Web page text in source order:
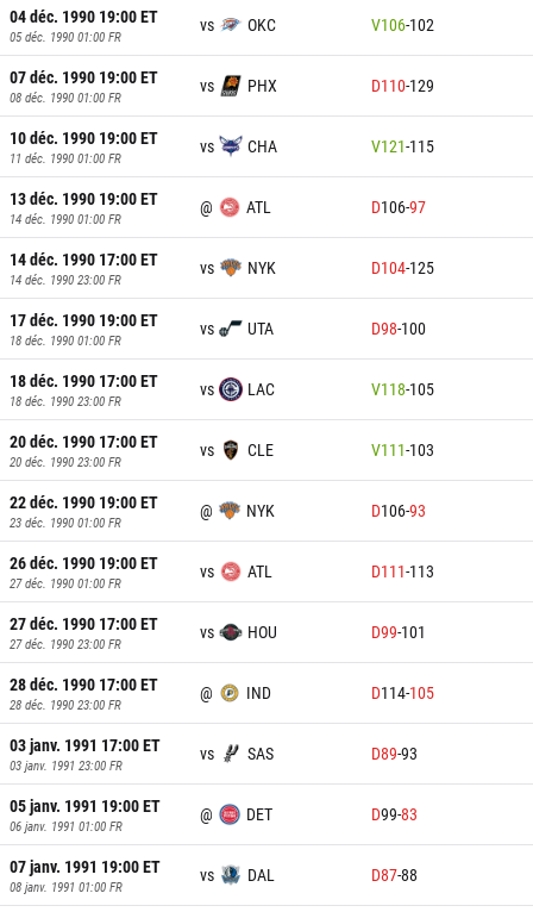
04 déc. 1990 19:00ET
05 déc. 1990 01:00 FR
vs OKC V106-102
07 déc. 1990 19:00ET
08 déc. 1990 01:00 FR
vs PHX D110-129
10 déc. 1990 19:00ET
11 déc. 1990 01:00 FR
vs CHA V121-115
13 déc. 1990 19:00ET
14 déc. 1990 01:00 FR
@ ATL D106-97
14 déc. 1990 17:00ET
14 déc. 1990 23:00 FR
vs NYK D104-125
17 déc. 1990 19:00ET
18 déc. 1990 01:00 FR
vs UTA D98-100
18 déc. 1990 17:00ET
18 déc. 1990 23:00 FR
vs LAC V118-105
20 déc. 1990 17:00ET
20 déc. 1990 23:00 FR
vs CLE V111-103
22 déc. 1990 19:00ET
23 déc. 1990 01:00 FR
@ NYK D106-93
26 déc. 1990 19:00ET
27 déc. 1990 01:00 FR
vs ATL D111-113
27 déc. 1990 17:00ET
27 déc. 1990 23:00 FR
vs HOU D99-101
28 déc. 1990 17:00ET
28 déc. 1990 23:00 FR
@ IND D114-105
03 janv. 1991 17:00ET
03 janv. 1991 23:00 FR
vs SAS D89-93
05 janv. 1991 19:00ET
06 janv. 1991 01:00 FR
@ DET D99-83
07 janv. 1991 19:00ET
08 janv. 1991 01:00 FR
vs DAL D87-88